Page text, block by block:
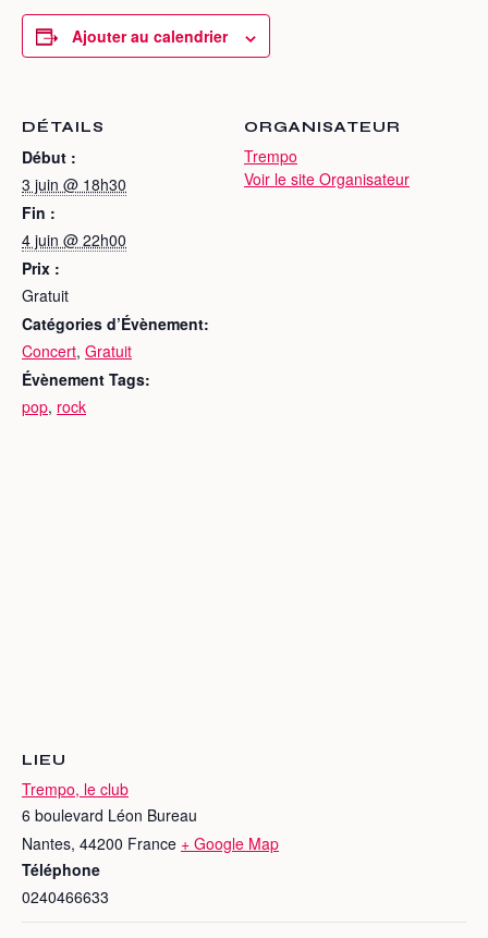
Ajouter au calendrier
DÉTAILS
Début :
3 juin @ 18h30
Fin :
4 juin @ 22h00
Prix :
Gratuit
Catégories d’Évènement:
Concert, Gratuit
Évènement Tags:
pop, rock
ORGANISATEUR
Trempo
Voir le site Organisateur
LIEU
Trempo, le club
6 boulevard Léon Bureau
Nantes, 44200 France + Google Map
Téléphone
0240466633